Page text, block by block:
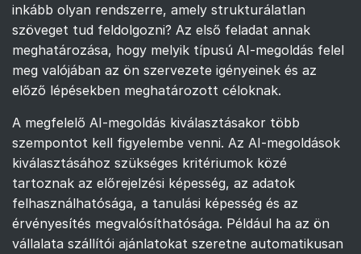
inkább olyan rendszerre, amely strukturálatlan
szöveget tud feldolgozni? Az első feladat annak
meghatározása, hogy melyik típusú AI-megoldás felel
meg valójában az ön szervezete igényeinek és az
előző lépésekben meghatározott céloknak.
A megfelelő AI-megoldás kiválasztásakor több
szempontot kell figyelembe venni. Az AI-megoldások
kiválasztásához szükséges kritériumok közé
tartoznak az előrejelzési képesség, az adatok
felhasználhatósága, a tanulási képesség és az
érvényesítés megvalósíthatósága. Például ha az ön
vállalata szállítói ajánlatokat szeretne automatikusan